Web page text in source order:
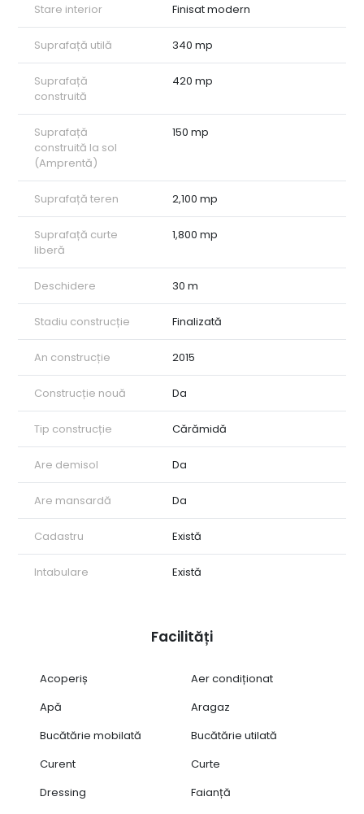
Stare interior Finisat modern
Suprafață utilă 340 mp
Suprafață
construită
420 mp
Suprafață
construită la sol
(Amprentă)
150 mp
Suprafață teren 2,100 mp
Suprafață curte
liberă
1,800 mp
Deschidere 30 m
Stadiu construcție Finalizată
An construcție 2015
Construcție nouă Da
Tip construcție Cărămidă
Are demisol Da
Are mansardă Da
Cadastru Există
Intabulare Există
Facilități
Acoperiș
Aer condiționat
Apă
Aragaz
Bucătărie mobilată
Bucătărie utilată
Curent
Curte
Dressing
Faianță